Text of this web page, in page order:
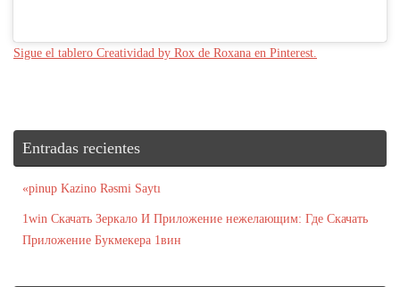
Sigue el tablero Creatividad by Rox de Roxana en Pinterest.
Entradas recientes
«pinup Kazino Rəsmi Saytı
1win Скачать Зеркало И Приложение нежелающим: Где Скачать
Приложение Букмекера 1вин